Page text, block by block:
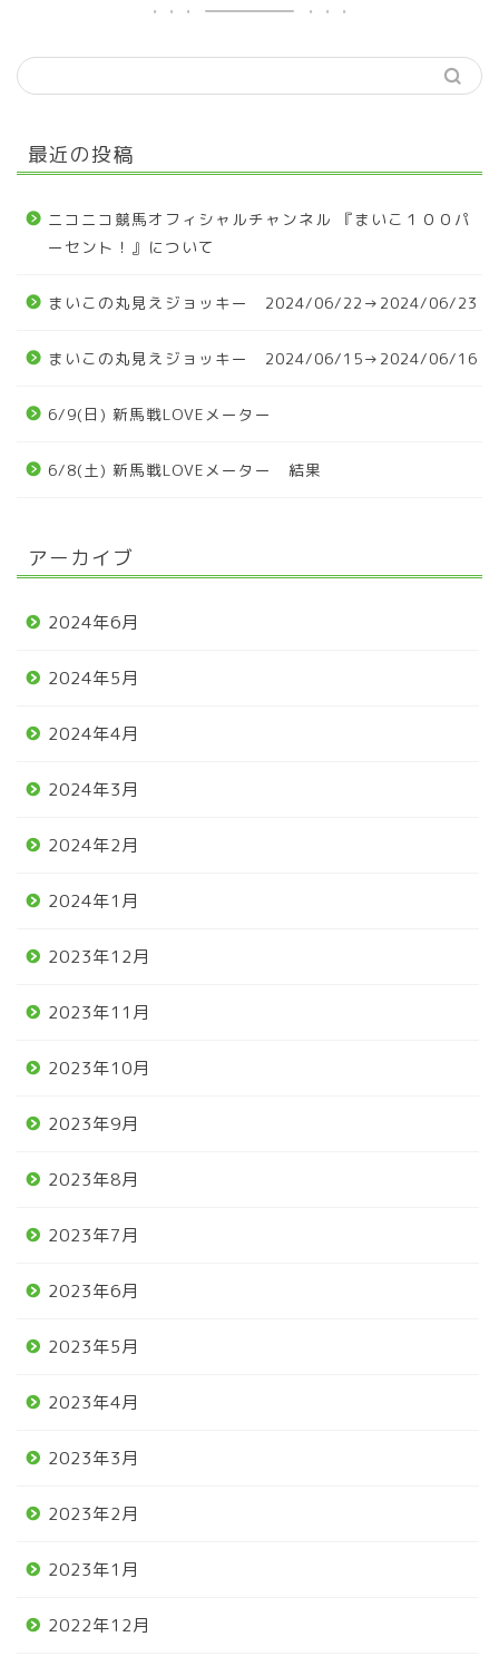
最近の投稿
ニコニコ競馬オフィシャルチャンネル 『まいこ１００パ
ーセント！』について
まいこの丸見えジョッキー 2024/06/22→2024/06/23
まいこの丸見えジョッキー 2024/06/15→2024/06/16
6/9(日) 新馬戦LOVEメーター
6/8(土) 新馬戦LOVEメーター 結果
アーカイブ
2024年6月
2024年5月
2024年4月
2024年3月
2024年2月
2024年1月
2023年12月
2023年11月
2023年10月
2023年9月
2023年8月
2023年7月
2023年6月
2023年5月
2023年4月
2023年3月
2023年2月
2023年1月
2022年12月